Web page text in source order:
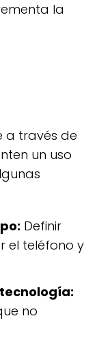
la
a través de
un uso
Definir
el teléfono y
no